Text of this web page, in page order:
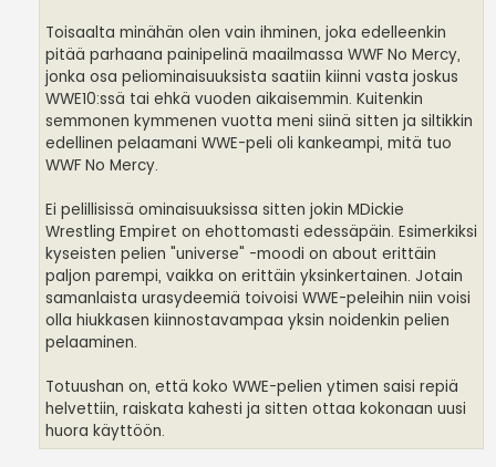
Toisaalta minähän olen vain ihminen, joka edelleenkin
pitää parhaana painipelinä maailmassa WWF No Mercy,
jonka osa peliominaisuuksista saatiin kiinni vasta joskus
WWE10:ssä tai ehkä vuoden aikaisemmin. Kuitenkin
semmonen kymmenen vuotta meni siinä sitten ja siltikkin
edellinen pelaamani WWE-peli oli kankeampi, mitä tuo
WWF No Mercy.
Ei pelillisissä ominaisuuksissa sitten jokin MDickie
Wrestling Empiret on ehottomasti edessäpäin. Esimerkiksi
kyseisten pelien "universe" -moodi on about erittäin
paljon parempi, vaikka on erittäin yksinkertainen. Jotain
samanlaista urasydeemiä toivoisi WWE-peleihin niin voisi
olla hiukkasen kiinnostavampaa yksin noidenkin pelien
pelaaminen.
Totuushan on, että koko WWE-pelien ytimen saisi repiä
helvettiin, raiskata kahesti ja sitten ottaa kokonaan uusi
huora käyttöön.